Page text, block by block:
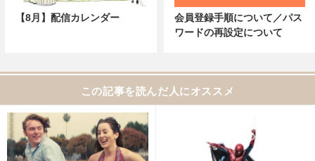
【8月】配信カレンダー
会員登録手順について／パス
ワードの再設定について
この記事を読んだ人にオススメ